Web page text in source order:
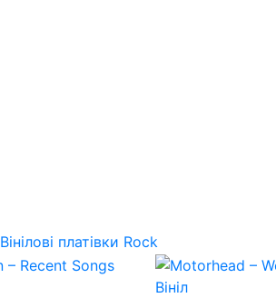
Вінілові платівки Rock
Вініл